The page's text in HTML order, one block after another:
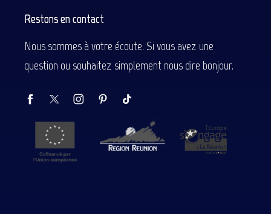
Restons en contact
Nous sommes à votre écoute. Si vous avez une
question ou souhaitez simplement nous dire bonjour.